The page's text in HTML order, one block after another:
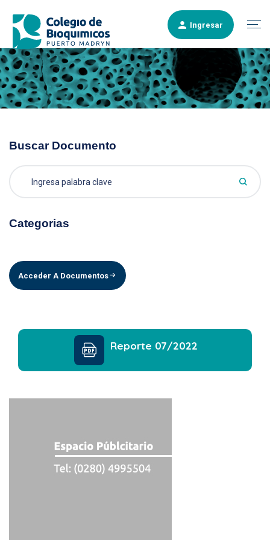
Ingresar
Buscar Documento
Categorias
Acceder A Documentos
Reporte 07/2022